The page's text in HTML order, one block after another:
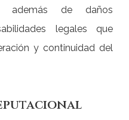
además de daños
legales que
y continuidad del